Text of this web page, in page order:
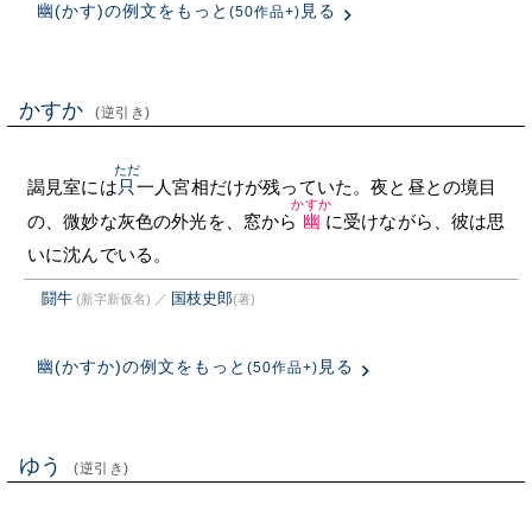
幽(かす)の例文をもっと (50作品+) 見る
かすか (逆引き)
謁見室には只
ただ
一人宮相だけが残っていた。夜と昼との境目
の、微妙な灰色の外光を、窓から 幽
かすか
に受けながら、彼は思
いに沈んでいる。
闘牛 (新字新仮名) ／ 国枝史郎(著)
幽(かすか)の例文をもっと (50作品+) 見る
ゆう (逆引き)